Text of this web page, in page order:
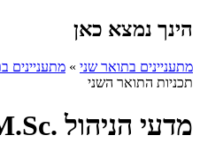
הינך נמצא כאן
מתעניינים בתואר שני » מתעניינים
תכניות התואר השני
מדעי הניהול .M.Sc תשפ"ז